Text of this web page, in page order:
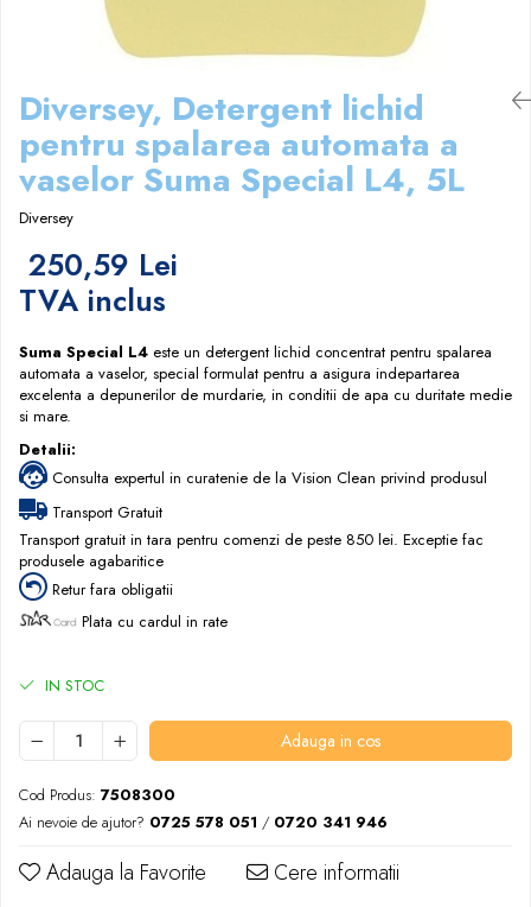
Papuci hotel
Diversey, Detergent lichid
pentru spalarea automata a
vaselor Suma Special L4, 5L
Diversey
250,59 Lei
TVA inclus
Suma Special L4 este un detergent lichid concentrat pentru spalarea
automata a vaselor, special formulat pentru a asigura indepartarea
excelenta a depunerilor de murdarie, in conditii de apa cu duritate medie
si mare.
Detalii:
Consulta expertul in curatenie de la Vision Clean privind produsul
Transport Gratuit
Transport gratuit in tara pentru comenzi de peste 850 lei. Exceptie fac
produsele agabaritice
Retur fara obligatii
Plata cu cardul in rate
IN STOC
Adauga in cos
Cod Produs: 7508300
Ai nevoie de ajutor? 0725 578 051 / 0720 341 946
Adauga la Favorite Cere informatii